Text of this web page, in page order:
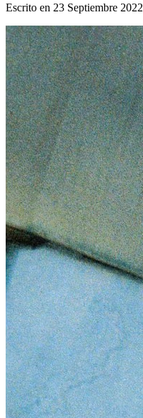
Escrito en 23 Septiembre 2022